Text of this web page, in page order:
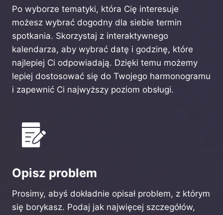
Po wyborze tematyki, która Cię interesuje
możesz wybrać dogodny dla siebie termin
spotkania. Skorzystaj z interaktywnego
kalendarza, aby wybrać datę i godzinę, które
najlepiej Ci odpowiadają. Dzięki temu możemy
lepiej dostosować się do Twojego harmonogramu
i zapewnić Ci najwyższy poziom obsługi.
Opisz problem
Prosimy, abyś dokładnie opisał problem, z którym
się borykasz. Podaj jak najwięcej szczegółów,